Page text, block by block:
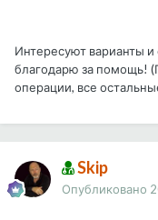
Интересуют варианты
благодарю за помощь!
операции, все
Skip
Опубликовано